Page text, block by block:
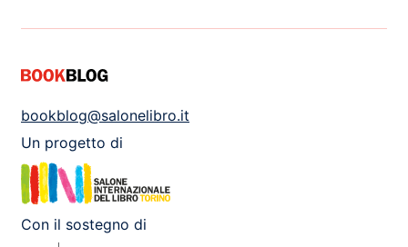
bookblog@salonelibro.it
Un progetto di
Con il sostegno di